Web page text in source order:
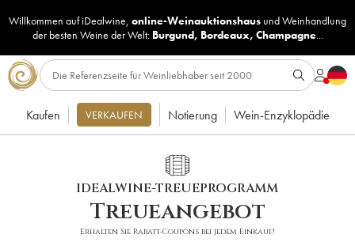
Willkommen auf iDealwine, online-Weinauktionshaus undWeinhandlung
der besten Weine der Welt: Burgund, Bordeaux, Champagne...
Kaufen VERKAUFEN Notierung Wein-Enzyklopädie
IDEALWINE-TREUEPROGRAMM
Treueangebot
Erhalten Sie Rabatt-Coupons bei jedem Einkauf!